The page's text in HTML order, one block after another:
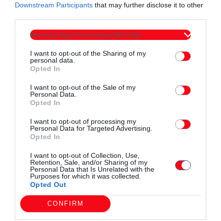
Downstream Participants that may further disclose it to other
Personal Data Processing Opt Outs
I want to opt-out of the Sharing of my
personal data.
Opted In
I want to opt-out of the Sale of my
Personal Data.
Opted In
I want to opt-out of processing my
Personal Data for Targeted Advertising.
Opted In
I want to opt-out of Collection, Use,
Retention, Sale, and/or Sharing of my
Personal Data that Is Unrelated with the
Purposes for which it was collected.
Opted Out
CONFIRM
12. Νεολαία Αλανότοπου 5 (2-0)
email
Σχετικά άρθρα